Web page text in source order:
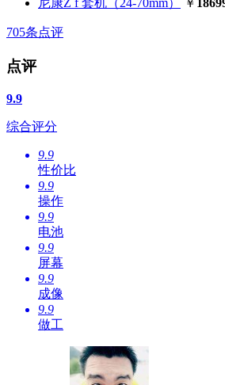
尼康Z f 套机（24-70mm）
￥
705条点评
点评
9.9
综合评分
9.9
性价比
9.9
操作
9.9
电池
9.9
屏幕
9.9
成像
9.9
做工